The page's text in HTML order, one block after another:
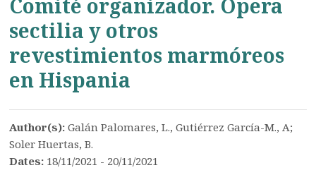
Comité organizador. Opera
sectilia y otros
revestimientos marmóreos
en Hispania
Author(s):Galán Palomares, L., Gutiérrez García-M., A;
Soler Huertas, B.
Dates: 18/11/2021 - 20/11/2021